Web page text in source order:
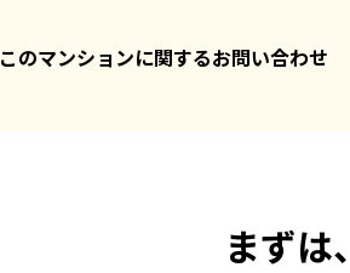
このマンションに関するお問い合わせ
まずは